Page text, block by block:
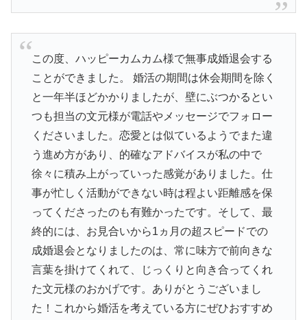
この度、ハッピーカムカム様で無事成婚退会する
ことができました。 婚活の期間は休会期間を除く
と一年半ほどかかりましたが、壁にぶつかるとい
つも担当の文元様が電話やメッセージでフォロー
くださいました。恋愛とは似ているようでまた違
う進め方があり、的確なアドバイスが私の中で
徐々に積み上がっていった感覚がありました。仕
事が忙しく活動ができない時は程よい距離感を保
ってくださったのも有難かったです。そして、最
終的には、お見合いから1ヵ月の超スピードでの
成婚退会となりましたのは、常に味方で前向きな
言葉を掛けてくれて、じっくりと向き合ってくれ
た文元様のおかげです。ありがとうございまし
た！これから婚活を考えている方にぜひおすすめ